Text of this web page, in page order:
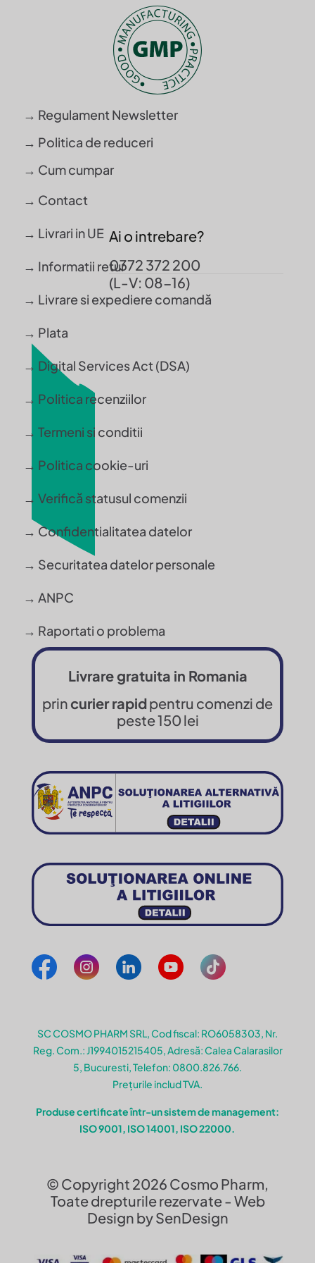
Ai o intrebare?
0372 372 200
(L-V: 08-16)
→ Regulament Newsletter
→ Politica de reduceri
→ Cum cumpar
→ Contact
→ Livrari in UE
→ Informatii retur
→ Livrare si expediere comandă
→ Plata
→ Digital Services Act (DSA)
→ Politica recenziilor
→ Termeni si conditii
→ Politica cookie-uri
→ Verifică statusul comenzii
→ Confidentialitatea datelor
→ Securitatea datelor personale
→ ANPC
→ Raportati o problema
Livrare gratuita in Romania
princurier rapidpentru comenzi de
peste 150 lei
SC COSMO PHARM SRL, Cod fiscal: RO6058303, Nr.
Reg. Com.: J1994015215405, Adresă: Calea Calarasilor
5, Bucuresti, Telefon: 0800.826.766.
Prețurile includ TVA.
Produse certificate într-un sistem de management:
ISO 9001, ISO 14001, ISO 22000.
© Copyright 2026 Cosmo Pharm,
Toate drepturile rezervate - Web
Design by SenDesign